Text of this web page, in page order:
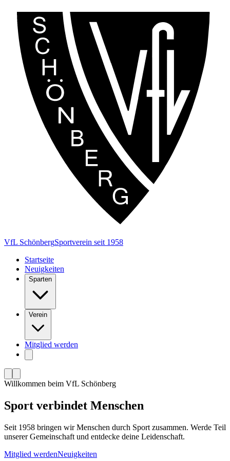
VfL SchönbergSportverein seit 1958
Startseite
Neuigkeiten
Sparten
Verein
Mitglied werden
Willkommen beim VfL Schönberg
Sport verbindet Menschen
Seit 1958 bringen wir Menschen durch Sport zusammen. Werde Teil
unserer Gemeinschaft und entdecke deine Leidenschaft.
Mitglied werdenNeuigkeiten